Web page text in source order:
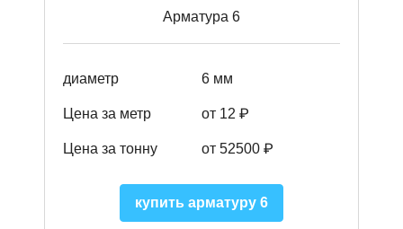
Арматура 6
диаметр 6 мм
Цена за метр от 12 ₽
Цена за тонну от 52500 ₽
купить арматуру 6